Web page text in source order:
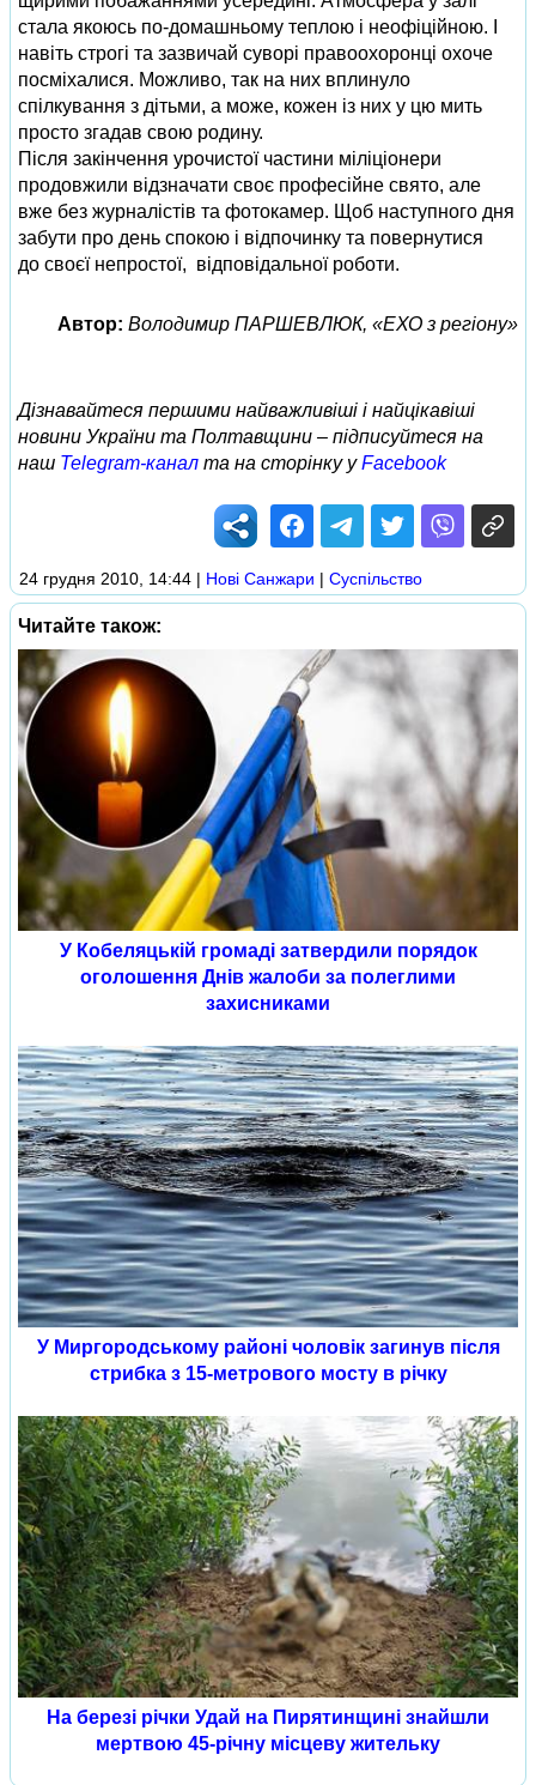
стала якоюсь по-домашньому теплою і неофіційною. І
навіть строгі та зазвичай суворі правоохоронці охоче
посміхалися. Можливо, так на них вплинуло
спілкування з дітьми, а може, кожен із них у цю мить
просто згадав свою родину.
Після закінчення урочистої частини міліціонери
продовжили відзначати своє професійне свято, але
вже без журналістів та фотокамер. Щоб наступного дня
забути про день спокою і відпочинку та повернутися
до своєї непростої, відповідальної роботи.
Автор: Володимир ПАРШЕВЛЮК, «ЕХО з регіону»
Дізнавайтеся першими найважливіші і найцікавіші
новини України та Полтавщини – підписуйтеся на
наш Telegram-канал та на сторінку уFacebook
24 грудня 2010, 14:44 | Нові Cанжари | Суспільство
Читайте також:
У Кобеляцькій громаді затвердили порядок
оголошення Днів жалоби за полеглими
захисниками
У Миргородському районі чоловік загинув після
стрибка з 15-метрового мосту в річку
На березі річки Удай на Пирятинщині знайшли
мертвою 45-річну місцеву жительку